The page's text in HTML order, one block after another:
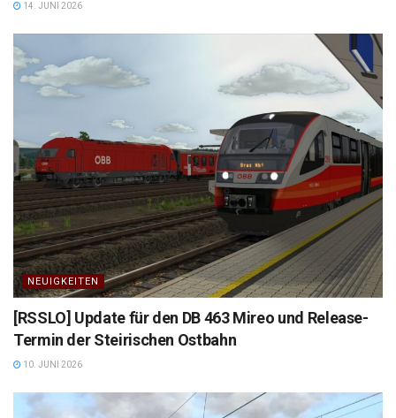
14. JUNI 2026
NEUIGKEITEN
[RSSLO] Update für den DB 463 Mireo und Release-
Termin der Steirischen Ostbahn
10. JUNI 2026